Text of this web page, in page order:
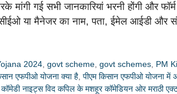
मांगी गई सभी जानकारियां भरनी होंगी और
या मैनेजर का नाम, पता, ईमेल आईडी और
2024 ,govt scheme ,govt schemes PM
एफपीओ योजना क्या है पीएम किसान एफपीओ योजना में
नाइट्स विद कपिल के मशहूर कॉमेडियन ओर मराठी